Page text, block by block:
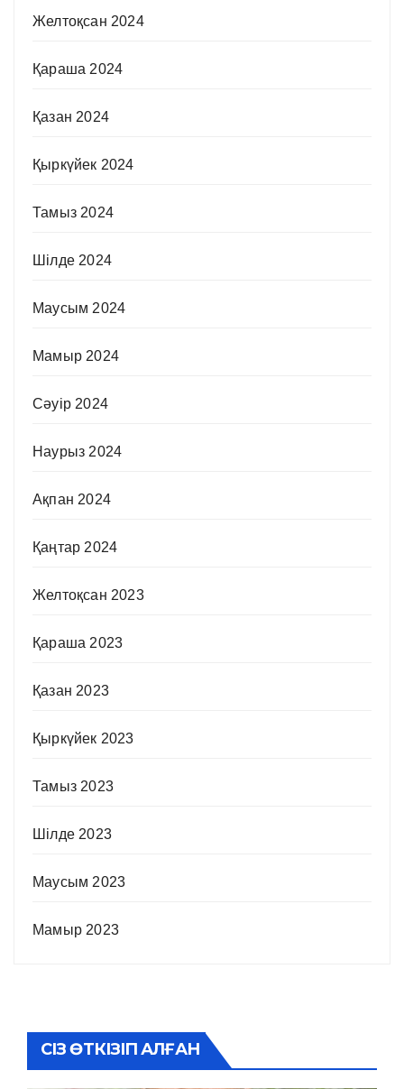
Желтоқсан 2024
Қараша 2024
Қазан 2024
Қыркүйек 2024
Тамыз 2024
Шілде 2024
Маусым 2024
Мамыр 2024
Сәуір 2024
Наурыз 2024
Ақпан 2024
Қаңтар 2024
Желтоқсан 2023
Қараша 2023
Қазан 2023
Қыркүйек 2023
Тамыз 2023
Шілде 2023
Маусым 2023
Мамыр 2023
СІЗ ӨТКІЗІП АЛҒАН